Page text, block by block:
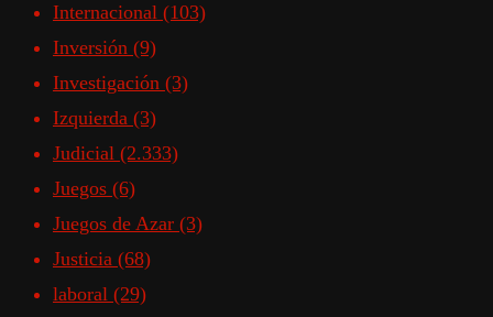
Internacional (103)
Inversión (9)
Investigación (3)
Izquierda (3)
Judicial (2.333)
Juegos (6)
Juegos de Azar (3)
Justicia (68)
laboral (29)